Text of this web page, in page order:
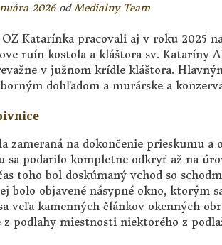
2026odMedialny Team
Katarínka pracovali aj v roku 2025
ruín kostola a kláštora sv. Kataríny
v južnom krídle kláštora.
dohľadom a murárske a
zameraná na dokončenie prieskumu
sa podarilo kompletne odkryť až na
toho bol doskúmaný vchod so
bolo objavené násypné okno, ktorým
veľa kamenných článkov okenných
z podlahy miestnosti niektorého z